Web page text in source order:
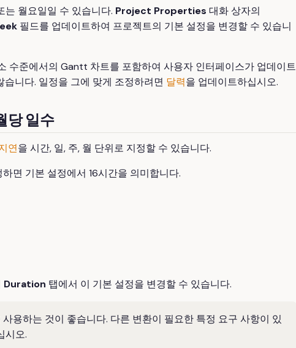
는 월요일일 수 있습니다. Project Properties 대화 상자의
필드를 업데이트하여 프로젝트의 기본 설정을 변경할 수 있습니
수준에서의 Gantt 차트를 포함하여 사용자 인터페이스가 업데이트
니다. 일정을 그에 맞게 조정하려면 달력을 업데이트하십시오.
당 일수
연을 시간, 일, 주, 월 단위로 지정할 수 있습니다.
면 기본 설정에서 16시간을 의미합니다.
Duration 탭에서 이 기본 설정을 변경할 수 있습니다.
용하는 것이 좋습니다. 다른 변환이 필요한 특정 요구 사항이 있
시오.